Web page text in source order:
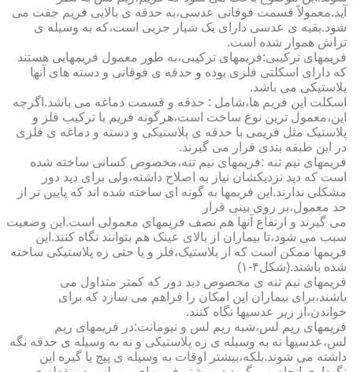
آید.معمولاً قسمت فوقانی عدسی،به حدقه ی بالایی فریم جفت می
شود.بقیه ی عدسی دارای یک شیار جزیی است،که به وسیله ی
تراش هموار شده است.
فریمهای ترکیبی:فریمهای ترکیبی،به طور معمول فریمهایی هستند
که دارای اسکلتی فلزی بوده و حدقه ی فوقانی و دسته های آنها
پلاستیکی می باشد.
اسکلت این فریم ها،شامل : حدقه و قسمت دماغه می باشد.اگرچه
این،معمول ترین نوع ساخت است،هرگونه فریم با ترکیب فلز و
پلاستیک مثل فریمی با حدقه ی پلاستیکی و دسته و دماغه ی فلزی
در این طبقه بندی قرار می گیرند.
فریمهای نیم تنه :فریمهای نیم تنه،مخصوص کسانی ساخته شده
است که دید نزدیکشان نیاز به اصلاح داشته،ولی برای دید دور
مشکلی ندارند.این فریمها به گونه ای ساخته شده اند که پایین تر از
حد معمول،بر روی بینی قرار
می گیرند و ارتفاع آنها هم نصف فریمهای معمولی است.این وضعیت
سبب می شود،تا بیماران از بالای عینک هم بتوانند نگاه کنند.این
فریمها ممکن است که از پلاستیک،فلز و یا حتی زه پلاستیکی ساخته
شده باشند.(شکل۴-۱)
فریمهای نیم تنه ی مخصوص دید دور که کمتر متداول می
باشند،برای بیماران این امکان را فراهم می سازد که برای
خواندن،از زیر عدسیها نگاه کنند.
فریمهای ریم لس،شبه ریم لس و نیومانت:در فریمهای ریم
لس،عدسیها نه به وسیله ی زه پلاستیکی و نه به وسیله ی حدقه نگه
داشته می شوند.بلکه،بیشتر اوقات به وسیله ی پیچ یا گیره این